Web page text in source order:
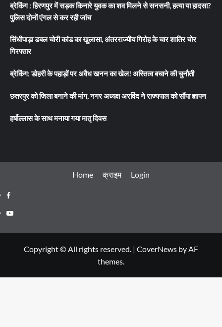
ब्रेकिंग : हिरणपुर में सड़क किनारे युवक का शव मिलने से सनसनी, हत्या या हादसा?
पुलिस दोनों एंगल से कर रही जांच
सिंधीपाड़ा डबल चोरी कांड का खुलासा, अंतरराज्यीय गिरोह के चार शातिर चोर
गिरफ्तार
ब्रेकिंग: डोहरी के पहाड़ों पर अवैध खनन का खेल! अस्तित्व बचाने की चुनौती
छतरपुर को जिला बनाने की मांग, नगर अध्यक्ष अरविंद ने राज्यपाल को सौंपा ज्ञापन
हर्षोल्लास के साथ मनाया गया मातृ दिवस
Home क्राइम Login
Facebook
Youtube
Copyright © All rights reserved. | CoverNews by AF
themes.